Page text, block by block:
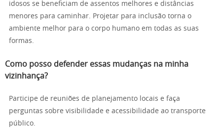
idosos se beneficiam de assentos melhores e distâncias
menores para caminhar. Projetar para inclusão torna o
ambiente melhor para o corpo humano em todas as suas
formas.
Como posso defender essas mudanças na minha
vizinhança?
Participe de reuniões de planejamento locais e faça
perguntas sobre visibilidade e acessibilidade ao transporte
público.